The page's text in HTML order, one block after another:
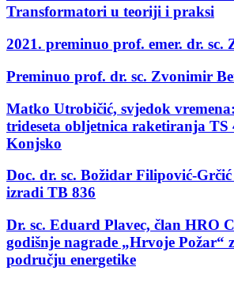
Transformatori u teoriji i praksi
2021. preminuo prof. emer. dr. sc.
Preminuo prof. dr. sc. Zvonimir
Matko Utrobičić, svjedok
trideseta obljetnica raketiranja TS
Konjsko
Doc. dr. sc. Božidar Filipović-
izradi TB 836
Dr. sc. Eduard Plavec, član HRO
godišnje nagrade „Hrvoje Požar“
području energetike